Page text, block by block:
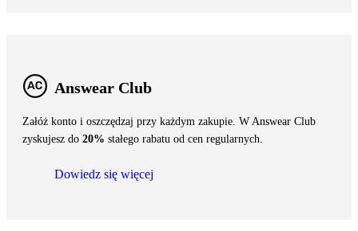
Answear Club
Załóż konto i oszczędzaj przy każdym zakupie. W Answear Club
zyskujesz do 20% stałego rabatu od cen regularnych.
Dowiedz się więcej